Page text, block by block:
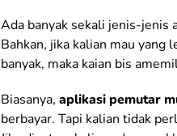
Ada banyak sekali jenis-jenis
Bahkan, jika kalian mau
banyak, maka kaian bis
Biasanya, aplikasi pemutar
berbayar. Tapi kalian tidak